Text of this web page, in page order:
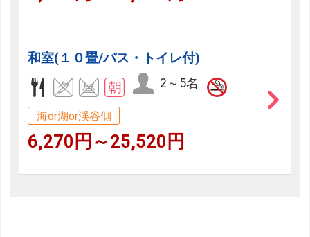
和室(１０畳/バス・トイレ付)
2～5名
海or湖or渓谷側
6,270円～25,520円